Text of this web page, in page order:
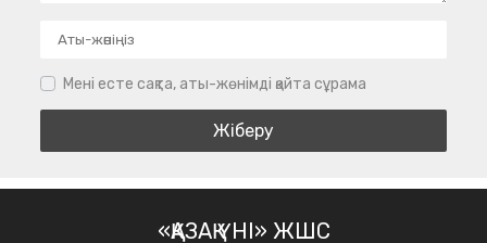
Мені есте сақта, аты-жөнімді қайта сұрама
«ҚАЗАҚ ҮНІ» ЖШС